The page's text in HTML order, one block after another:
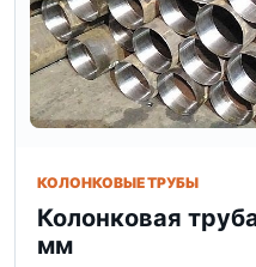
КОЛОНКОВЫЕ ТРУБЫ
Колонковая
мм